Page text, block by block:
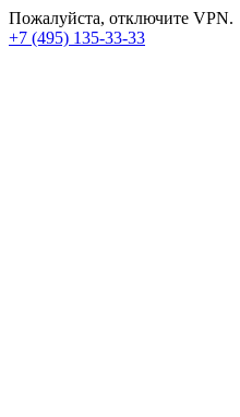
Пожалуйста, отключите VPN.
+7 (495) 135-33-33